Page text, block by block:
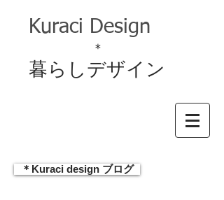
Kuraci Design
＊
暮らしデザイン
＊Kuraci design ブログ